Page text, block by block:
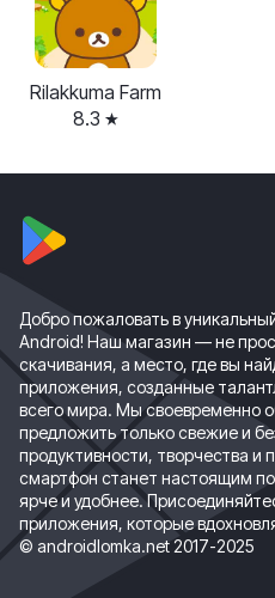
Rilakkuma Farm
8.3
Добро пожаловать в
Android! Наш магазин — не
скачивания, а место, где вы
приложения, созданные
всего мира. Мы своевременно
предложить только свежие и
продуктивности, творчества и
смартфон станет настоящим
ярче и удобнее.
приложения, которые
© androidlomka.net 2017-2025